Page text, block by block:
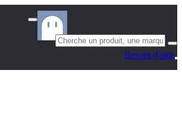
Besoin d'aide